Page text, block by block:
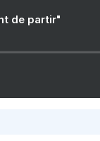
de partir"